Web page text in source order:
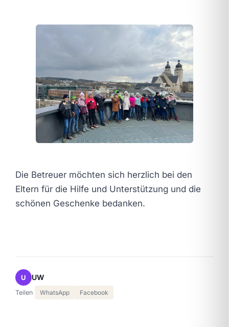
Die Betreuer möchten sich herzlich bei den
Eltern für die Hilfe und Unterstützung und die
schönen Geschenke bedanken.
U UW
Teilen WhatsApp Facebook